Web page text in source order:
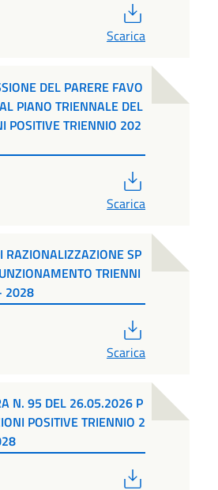
Scarica
DEL PARERE FAVO
PIANO TRIENNALE DEL
POSITIVE TRIENNIO 202
Scarica
RAZIONALIZZAZIONE SP
TRIENNI
2028
Scarica
N. 95 DEL 26.05.2026 P
POSITIVE TRIENNIO 2